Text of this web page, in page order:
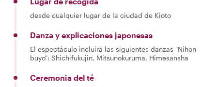
desde cualquier lugar de la ciudad de Kioto
Danza y explicaciones japonesas
El espectáculo incluirá las siguientes danzas "Nihon
buyo": Shichifukujin, Mitsunokuruma, Himesansha
Ceremonia del té